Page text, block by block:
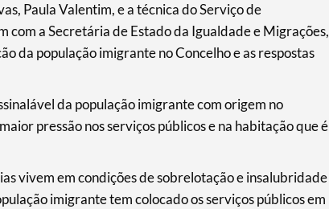
Paula Valentim, e a técnica do Serviço de
a Secretária de Estado da Igualdade e Migrações,
da população imigrante no Concelho e as respostas
da população imigrante com origem no
pressão nos serviços públicos e na habitação que é
vivem em condições de sobrelotação e insalubridade
imigrante tem colocado os serviços públicos em